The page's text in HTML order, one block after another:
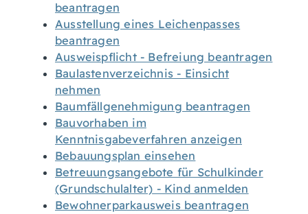
beantragen
Ausstellung eines Leichenpasses
beantragen
Ausweispflicht - Befreiung beantragen
Baulastenverzeichnis - Einsicht
nehmen
Baumfällgenehmigung beantragen
Bauvorhaben im
Kenntnisgabeverfahren anzeigen
Bebauungsplan einsehen
Betreuungsangebote für Schulkinder
(Grundschulalter) - Kind anmelden
Bewohnerparkausweis beantragen